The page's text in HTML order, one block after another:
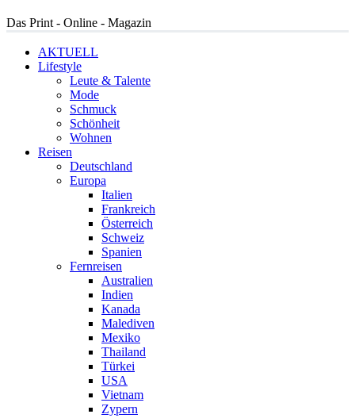
Das Print - Online - Magazin
AKTUELL
Lifestyle
Leute & Talente
Mode
Schmuck
Schönheit
Wohnen
Reisen
Deutschland
Europa
Italien
Frankreich
Österreich
Schweiz
Spanien
Fernreisen
Australien
Indien
Kanada
Malediven
Mexiko
Thailand
Türkei
USA
Vietnam
Zypern